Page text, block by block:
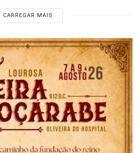
CARREGAR MAIS